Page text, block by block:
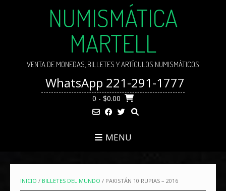
NUMISMÁTICA
MARTELL
VENTA DE MONEDAS, BILLETES Y ARTÍCULOS NUMISMÁTICOS
WhatsApp 221-291-1777
0 - $0.00
MENU
INICIO / BILLETES DEL MUNDO / PAKISTÁN 10 RUPIAS – 2016